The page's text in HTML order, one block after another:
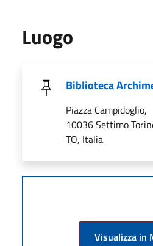
Luogo
Biblioteca
Piazza Campidoglio,
10036 Settimo
TO, Italia
Visualizza in